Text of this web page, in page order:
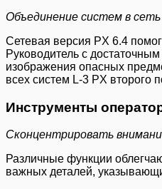
Объединение систем в сеть
Сетевая версия PX 6.4
Руководитель с
изображения опасных
всех систем L-3 PX второго
Инструменты
Сконцентрировать
Различные функции
важных деталей,